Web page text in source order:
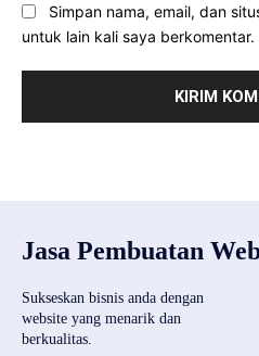
Simpan nama, email, dan
untuk lain kali saya berkomentar.
Jasa Pembuatan
Sukseskan bisnis anda dengan
website yang menarik dan
berkualitas.